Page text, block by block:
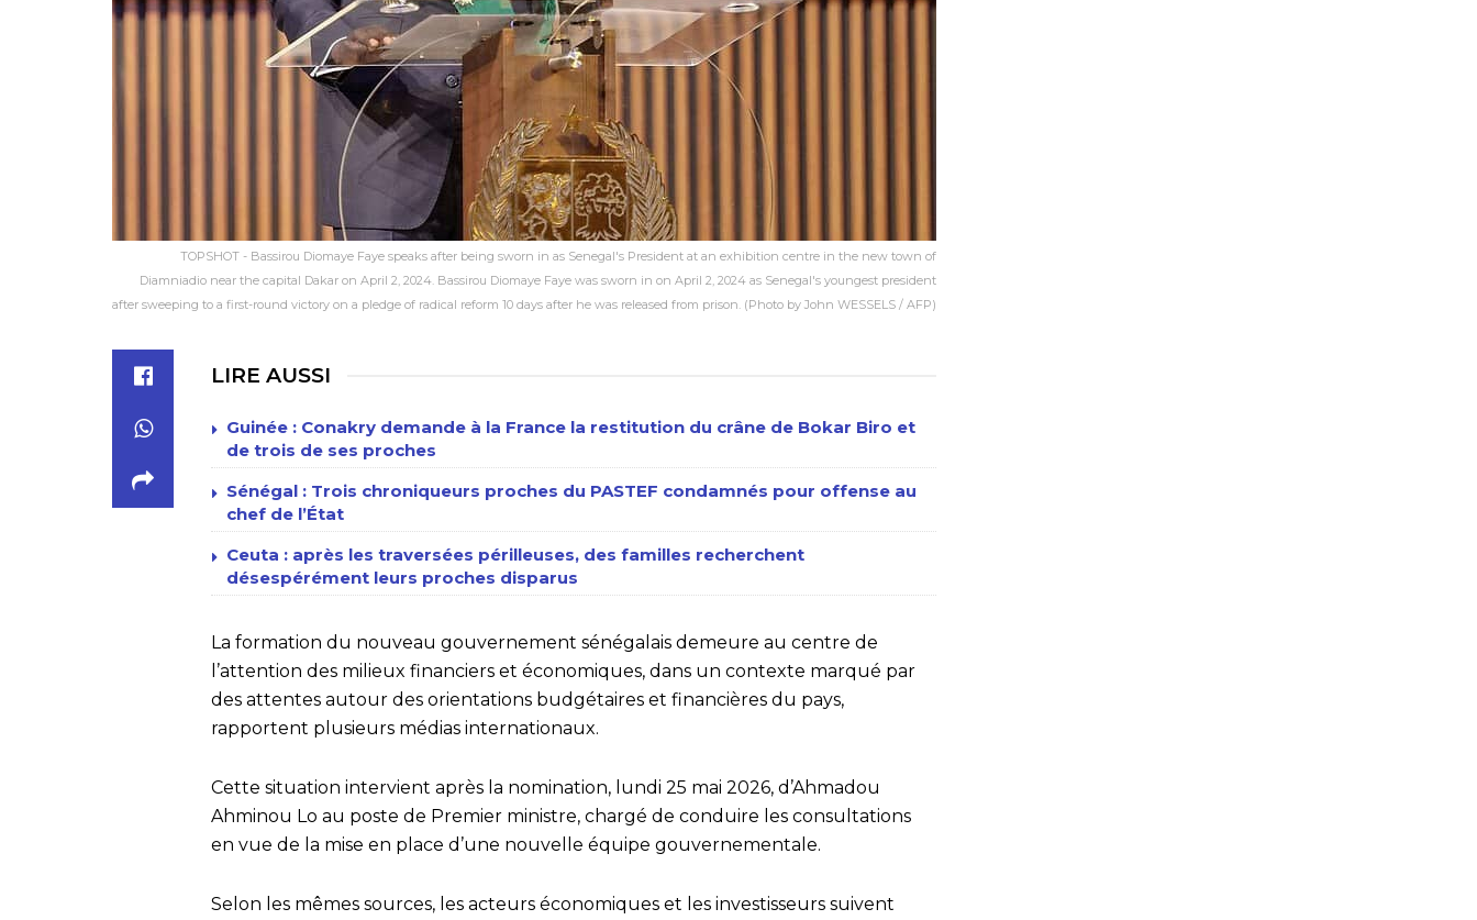
TOPSHOT - Bassirou Diomaye Faye speaks after being sworn in as Senegal's President at an exhibition centre in the new town of
Diamniadio near the capital Dakar on April 2, 2024. Bassirou Diomaye Faye was sworn in on April 2, 2024 as Senegal's youngest president
after sweeping to a first-round victory on a pledge of radical reform 10 days after he was released from prison. (Photo by John WESSELS / AFP)
LIRE AUSSI
Guinée : Conakry demande à la France la restitution du crâne de Bokar Biro et
de trois de ses proches
Sénégal : Trois chroniqueurs proches du PASTEF condamnés pour offense au
chef de l’État
Ceuta : après les traversées périlleuses, des familles recherchent
désespérément leurs proches disparus
La formation du nouveau gouvernement sénégalais demeure au centre de
l’attention des milieux financiers et économiques, dans un contexte marqué par
des attentes autour des orientations budgétaires et financières du pays,
rapportent plusieurs médias internationaux.
Cette situation intervient après la nomination, lundi 25 mai 2026, d’Ahmadou
Ahminou Lo au poste de Premier ministre, chargé de conduire les consultations
en vue de la mise en place d’une nouvelle équipe gouvernementale.
Selon les mêmes sources, les acteurs économiques et les investisseurs suivent